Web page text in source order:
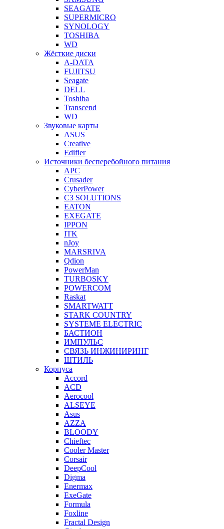
SEAGATE
SUPERMICRO
SYNOLOGY
TOSHIBA
WD
Жёсткие диски
A-DATA
FUJITSU
Seagate
DELL
Toshiba
Transcend
WD
Звуковые карты
ASUS
Creative
Edifier
Источники бесперебойного питания
APC
Crusader
CyberPower
C3 SOLUTIONS
EATON
EXEGATE
IPPON
ITK
nJoy
MARSRIVA
Qdion
PowerMan
TURBOSKY
POWERCOM
Raskat
SMARTWATT
STARK COUNTRY
SYSTEME ELECTRIC
БАСТИОН
ИМПУЛЬС
СВЯЗЬ ИНЖИНИРИНГ
ШТИЛЬ
Корпуса
Accord
ACD
Aerocool
ALSEYE
Asus
AZZA
BLOODY
Chieftec
Cooler Master
Corsair
DeepCool
Digma
Enermax
ExeGate
Formula
Foxline
Fractal Design